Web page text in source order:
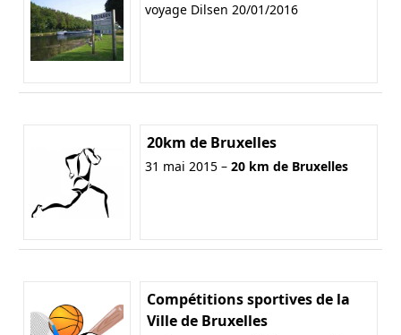
voyage Dilsen 20/01/2016
20km de Bruxelles
31 mai 2015 – 20 km de Bruxelles
Compétitions sportives de la
Ville de Bruxelles